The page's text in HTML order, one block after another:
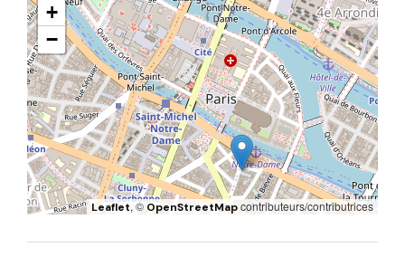
+
−
Leaflet, ©OpenStreetMapcontributeurs/contributrices